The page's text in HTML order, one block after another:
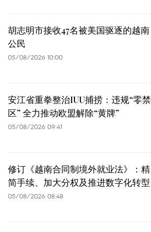
胡志明市接收47名被美国驱逐的越南
公民
05/08/2026 10:00
安江省重拳整治IUU捕捞：违规“零禁
区” 全力推动欧盟解除“黄牌”
05/08/2026 09:41
修订《越南合同制境外就业法》：精
简手续、加大分权及推进数字化转型
05/08/2026 08:48